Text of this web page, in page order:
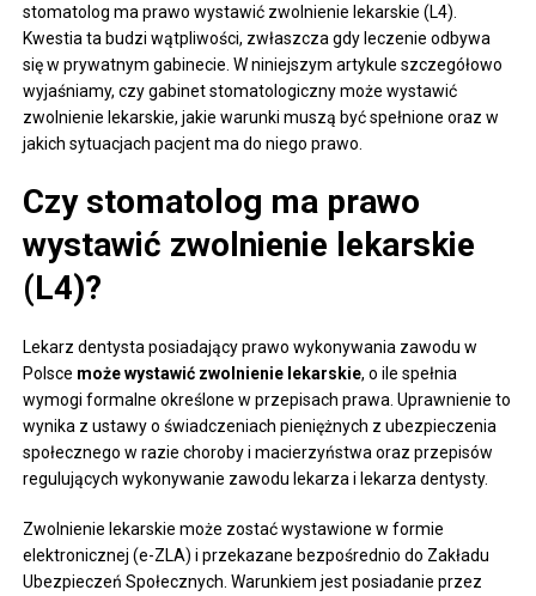
stomatolog ma prawo wystawić zwolnienie lekarskie (L4).
Kwestia ta budzi wątpliwości, zwłaszcza gdy leczenie odbywa
się w prywatnym gabinecie. W niniejszym artykule szczegółowo
wyjaśniamy, czy gabinet stomatologiczny może wystawić
zwolnienie lekarskie, jakie warunki muszą być spełnione oraz w
jakich sytuacjach pacjent ma do niego prawo.
Czy stomatolog ma prawo
wystawić zwolnienie lekarskie
(L4)?
Lekarz dentysta posiadający prawo wykonywania zawodu w
Polsce może wystawić zwolnienie lekarskie, o ile spełnia
wymogi formalne określone w przepisach prawa. Uprawnienie to
wynika z ustawy o świadczeniach pieniężnych z ubezpieczenia
społecznego w razie choroby i macierzyństwa oraz przepisów
regulujących wykonywanie zawodu lekarza i lekarza dentysty.
Zwolnienie lekarskie może zostać wystawione w formie
elektronicznej (e-ZLA) i przekazane bezpośrednio do Zakładu
Ubezpieczeń Społecznych. Warunkiem jest posiadanie przez